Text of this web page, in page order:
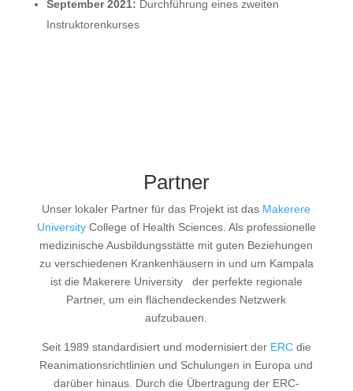
September 2021: Durchführung eines zweiten
Instruktorenkurses
Partner
Unser lokaler Partner für das Projekt ist das Makerere
UniversityCollege of Health Sciences. Als professionelle
medizinische Ausbildungsstätte mit guten Beziehungen
zu verschiedenen Krankenhäusern in und um Kampala
ist die Makerere University der perfekte regionale
Partner, um ein flächendeckendes Netzwerk
aufzubauen.
Seit 1989 standardisiert und modernisiert der ERCdie
Reanimationsrichtlinien und Schulungen in Europa und
darüber hinaus. Durch die Übertragung der ERC-